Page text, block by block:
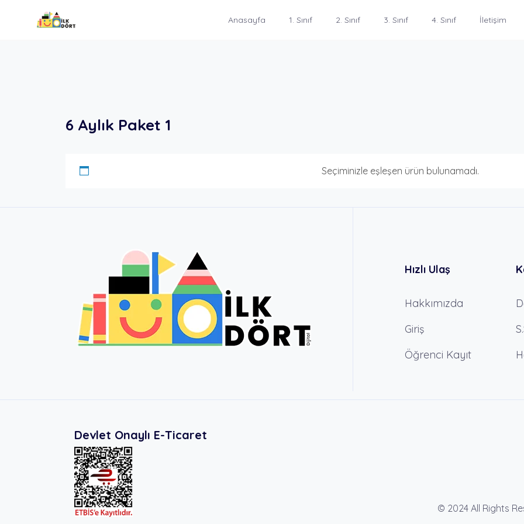
Anasayfa 1. Sınıf 2. Sınıf 3. Sınıf 4. Sınıf İletişim
6 Aylık Paket 1
Seçiminizle eşleşen ürün bulunamadı.
Hızlı Ulaş
Hakkımızda
Giriş
Öğrenci Kayıt
Devlet Onaylı E-Ticaret
© 2024 All Rights